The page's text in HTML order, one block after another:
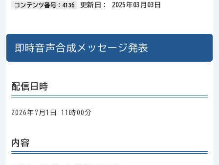
コンテンツ番号：4136 更新日： 2025年03月03日
即時音声合成メッセージ発表
配信日時
2026年7月1日 11時00分
内容